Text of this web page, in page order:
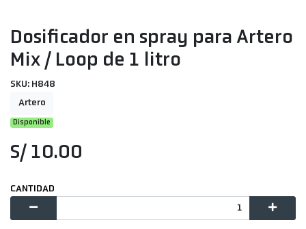
Dosificador en spray para Artero
Mix / Loop de 1 litro
SKU: H848
Artero
Disponible
S/ 10.00
CANTIDAD